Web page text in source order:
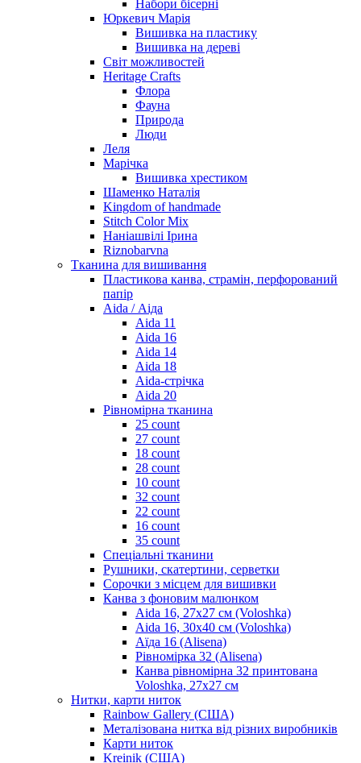
Набори бісерні
Юркевич Марія
Вишивка на пластику
Вишивка на дереві
Світ можливостей
Heritage Crafts
Флора
Фауна
Природа
Люди
Леля
Марічка
Вишивка хрестиком
Шаменко Наталія
Kingdom of handmade
Stitch Color Mix
Наніашвілі Ірина
Riznobarvna
Тканина для вишивання
Пластикова канва, страмін, перфорований
папір
Aida / Аіда
Aida 11
Aida 16
Aida 14
Aida 18
Aida-стрічка
Aida 20
Рівномірна тканина
25 count
27 count
18 count
28 count
10 count
32 count
22 count
16 count
35 count
Спеціальні тканини
Рушники, скатертини, серветки
Сорочки з місцем для вишивки
Канва з фоновим малюнком
Aida 16, 27х27 см (Voloshka)
Aida 16, 30х40 см (Voloshka)
Аїда 16 (Alisena)
Рівномірка 32 (Alisena)
Канва рівномірна 32 принтована
Voloshka, 27х27 см
Нитки, карти ниток
Rainbow Gallery (США)
Металізована нитка від різних виробників
Карти ниток
Kreinik (США)